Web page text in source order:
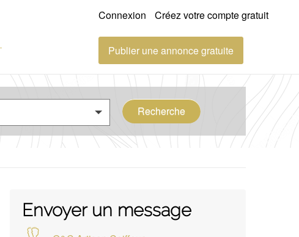
Connexion Créez votre compte gratuit
Publier une annonce gratuite
Recherche
Envoyer un message